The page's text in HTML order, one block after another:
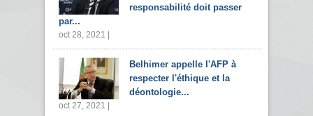
responsabilité doit passer
par...
oct 28, 2021 |
Belhimer appelle l'AFP à
respecter l'éthique et la
déontologie...
oct 27, 2021 |